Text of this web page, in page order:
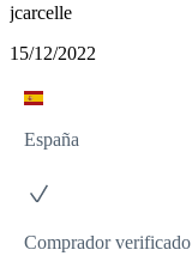
jcarcelle
15/12/2022
España
Comprador verificado